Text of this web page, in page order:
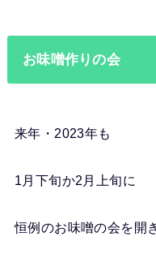
お味噌作りの会
来年・2023年も
1月下旬か2月上旬に
恒例のお味噌の会を開